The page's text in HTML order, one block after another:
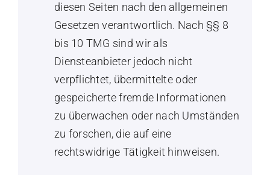
diesen Seiten nach den allgemeinen
Gesetzen verantwortlich. Nach §§ 8
bis 10 TMG sind wir als
Diensteanbieter jedoch nicht
verpflichtet, übermittelte oder
gespeicherte fremde Informationen
zu überwachen oder nach Umständen
zu forschen, die auf eine
rechtswidrige Tätigkeit hinweisen.